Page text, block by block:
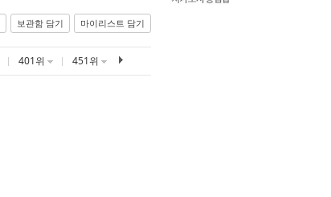
보관함 담기 마이리스트 담기
401위 451위